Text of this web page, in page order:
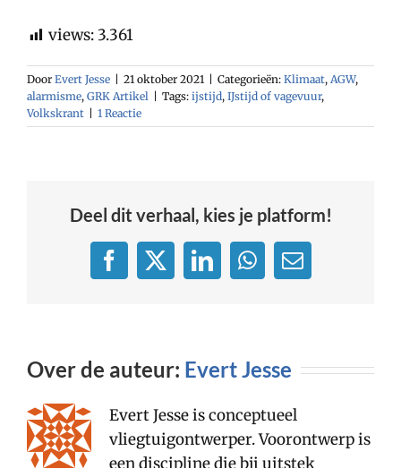
views: 3.361
Door Evert Jesse 21 oktober 2021 Categorieën: Klimaat, AGW,
alarmisme, GRK Artikel Tags: ijstijd, IJstijd of vagevuur,
Volkskrant
1 Reactie
Deel dit verhaal, kies je platform!
Facebook
X LinkedInWhatsApp
E-
Over de auteur: Evert Jesse
Evert Jesse is conceptueel
vliegtuigontwerper. Voorontwerp is
een discipline die bij uitstek